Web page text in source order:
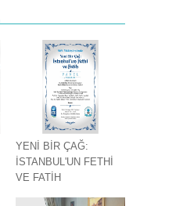
YENİ BİR ÇAĞ:
İSTANBUL'UN FETHİ
VE FATİH